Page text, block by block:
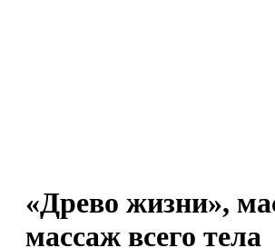
«Древо жизни»,
массаж всего тела